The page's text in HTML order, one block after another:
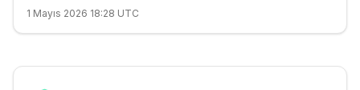
1 Mayıs 2026 18:28 UTC